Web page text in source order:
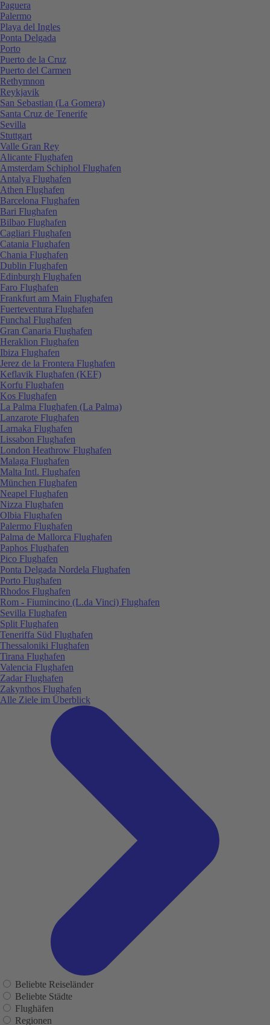
Paguera
Palermo
Playa del Ingles
Ponta Delgada
Porto
Puerto de la Cruz
Puerto del Carmen
Rethymnon
Reykjavik
San Sebastian (La Gomera)
Santa Cruz de Tenerife
Sevilla
Stuttgart
Valle Gran Rey
Alicante Flughafen
Amsterdam Schiphol Flughafen
Antalya Flughafen
Athen Flughafen
Barcelona Flughafen
Bari Flughafen
Bilbao Flughafen
Cagliari Flughafen
Catania Flughafen
Chania Flughafen
Dublin Flughafen
Edinburgh Flughafen
Faro Flughafen
Frankfurt am Main Flughafen
Fuerteventura Flughafen
Funchal Flughafen
Gran Canaria Flughafen
Heraklion Flughafen
Ibiza Flughafen
Jerez de la Frontera Flughafen
Keflavik Flughafen (KEF)
Korfu Flughafen
Kos Flughafen
La Palma Flughafen (La Palma)
Lanzarote Flughafen
Larnaka Flughafen
Lissabon Flughafen
London Heathrow Flughafen
Malaga Flughafen
Malta Intl. Flughafen
München Flughafen
Neapel Flughafen
Nizza Flughafen
Olbia Flughafen
Palermo Flughafen
Palma de Mallorca Flughafen
Paphos Flughafen
Pico Flughafen
Ponta Delgada Nordela Flughafen
Porto Flughafen
Rhodos Flughafen
Rom - Fiumincino (L.da Vinci) Flughafen
Sevilla Flughafen
Split Flughafen
Teneriffa Süd Flughafen
Thessaloniki Flughafen
Tirana Flughafen
Valencia Flughafen
Zadar Flughafen
Zakynthos Flughafen
Alle Ziele im Überblick
Beliebte Reiseländer
Beliebte Städte
Flughäfen
Regionen